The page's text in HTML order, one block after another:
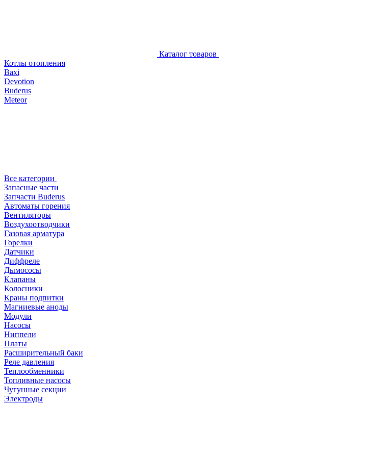
Каталог товаров
Котлы отопления
Baxi
Devotion
Buderus
Meteor
Все категории
Запасные части
Запчасти Buderus
Автоматы горения
Вентиляторы
Воздухоотводчики
Газовая арматура
Горелки
Датчики
Диффреле
Дымососы
Клапаны
Колосники
Краны подпитки
Магниевые аноды
Модули
Насосы
Ниппели
Платы
Расширительный баки
Реле давления
Теплообменники
Топливные насосы
Чугунные секции
Электроды